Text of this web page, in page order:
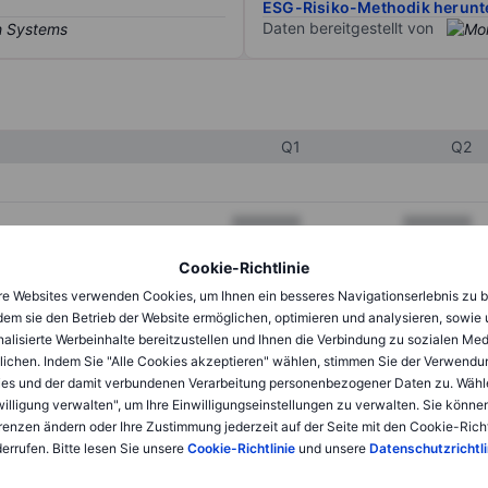
Cookie-Richtlinie
Websites verwenden Cookies, um Ihnen ein besseres Navigationserlebnis zu
sie den Betrieb der Website ermöglichen, optimieren und analysieren, sowie
Werbeinhalte bereitzustellen und Ihnen die Verbindung zu sozialen
Indem Sie "Alle Cookies akzeptieren" wählen, stimmen Sie der
und der damit verbundenen Verarbeitung personenbezogener Daten zu.
verwalten", um Ihre Einwilligungseinstellungen zu verwalten. Sie
ändern oder Ihre Zustimmung jederzeit auf der Seite mit den Cookie-
Bitte lesen Sie unsere Cookie-Richtlinieund unsere
ESG-Risiko-Methodik
Daten bereitgestellt von
Q1 Q2
XXXXXXX XXXXXXX
XXXXXXX
XXXXXXX XXXXXXX
XXXXXXX XXXXXXX
XXXXXXX XXXXXXX